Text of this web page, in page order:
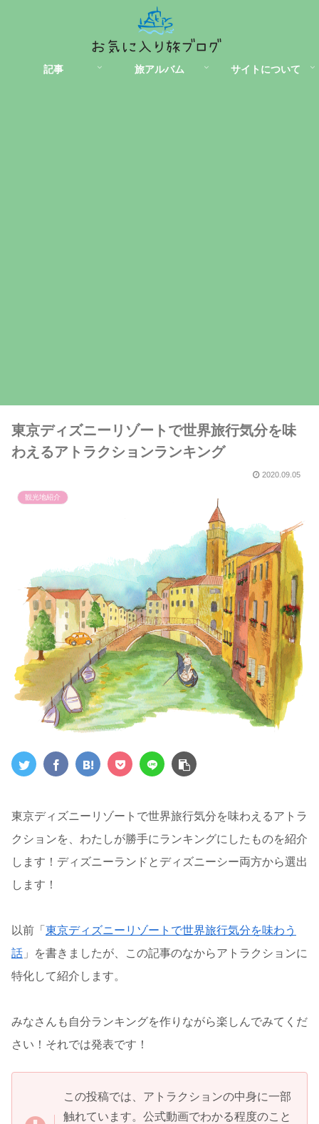
記事 旅アルバム サイトについて
東京ディズニーリゾートで世界旅行気分を味
わえるアトラクションランキング
2020.09.05
観光地紹介
東京ディズニーリゾートで世界旅行気分を味わえるアトラ
クションを、わたしが勝手にランキングにしたものを紹介
します！ディズニーランドとディズニーシー両方から選出
します！
以前「 東京ディズニーリゾートで世界旅行気分を味わう
話 」を書きましたが、この記事のなからアトラクションに
特化して紹介します。
みなさんも自分ランキングを作りながら楽しんでみてくだ
さい！それでは発表です！
この投稿では、アトラクションの中身に一部
触れています。公式動画でわかる程度のこと